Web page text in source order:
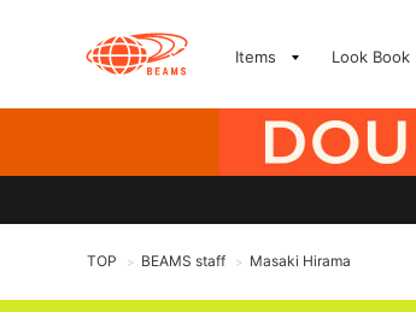
Items Look Book
TOP > BEAMS staff > Masaki Hirama